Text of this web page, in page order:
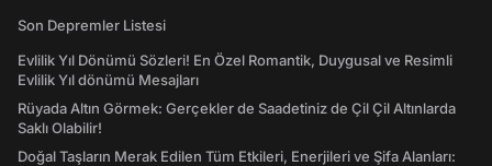
Son Depremler Listesi
Evlilik Yıl Dönümü Sözleri! En Özel Romantik, Duygusal ve Resimli
Evlilik Yıl dönümü Mesajları
Rüyada Altın Görmek: Gerçekler de Saadetiniz de Çil Çil Altınlarda
Saklı Olabilir!
Doğal Taşların Merak Edilen Tüm Etkileri, Enerjileri ve Şifa Alanları: